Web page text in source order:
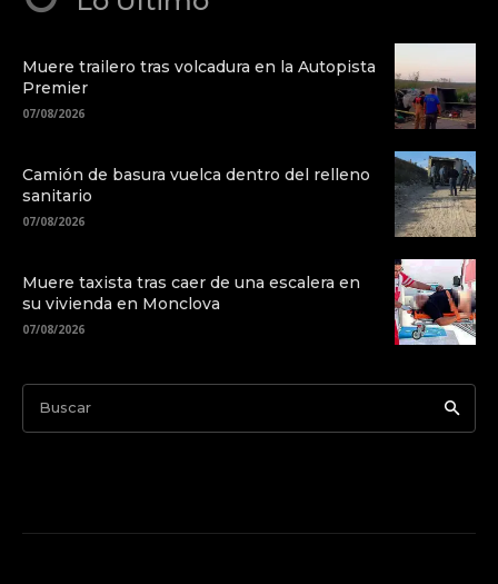
Muere trailero tras volcadura en la Autopista
Premier
07/08/2026
Camión de basura vuelca dentro del relleno
sanitario
07/08/2026
Muere taxista tras caer de una escalera en
su vivienda en Monclova
07/08/2026
Buscar